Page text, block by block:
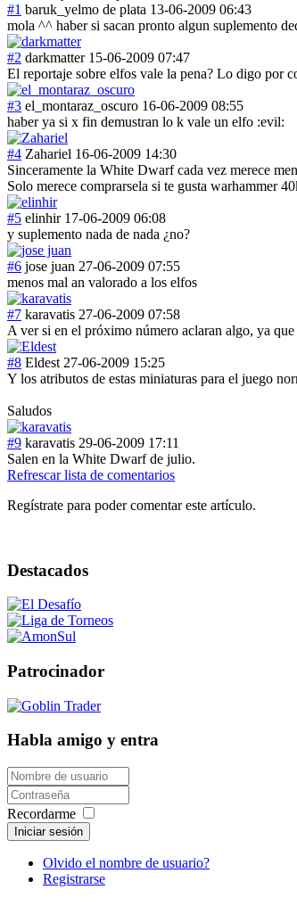
#1 baruk_yelmo de plata 13-06-2009 06:43
mola ^^ haber si sacan pronto algun suplemento
#2 darkmatter 15-06-2009 07:47
El reportaje sobre elfos vale la pena? Lo digo por
#3 el_montaraz_oscuro 16-06-2009 08:55
haber ya si x fin demustran lo k vale un elfo :evil:
#4 Zahariel 16-06-2009 14:30
Sinceramente la White Dwarf cada vez merece
Solo merece comprarsela si te gusta warhammer
#5 elinhir 17-06-2009 06:08
y suplemento nada de nada ¿no?
#6 jose juan 27-06-2009 07:55
menos mal an valorado a los elfos
#7 karavatis 27-06-2009 07:58
A ver si en el próximo número aclaran algo, ya
#8 Eldest 27-06-2009 15:25
Y los atributos de estas miniaturas para el juego
Saludos
#9 karavatis 29-06-2009 17:11
Salen en la White Dwarf de julio.
Refrescar lista de comentarios
Regístrate para poder comentar este artículo.
Destacados
Patrocinador
Habla amigo y entra
Recordarme
Iniciar sesión
Olvido el nombre de usuario?
Registrarse